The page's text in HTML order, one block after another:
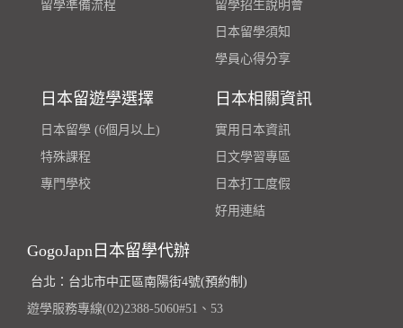
留學準備流程
留學招生說明會
日本留學須知
學員心得分享
日本留遊學選擇
日本留學 (6個月以上)
特殊課程
專門學校
日本相關資訊
實用日本資訊
日文學習專區
日本打工度假
好用連結
GogoJapn日本留學代辦
台北：台北市中正區南陽街4號(預約制)
遊學服務專線(02)2388-5060#51、53